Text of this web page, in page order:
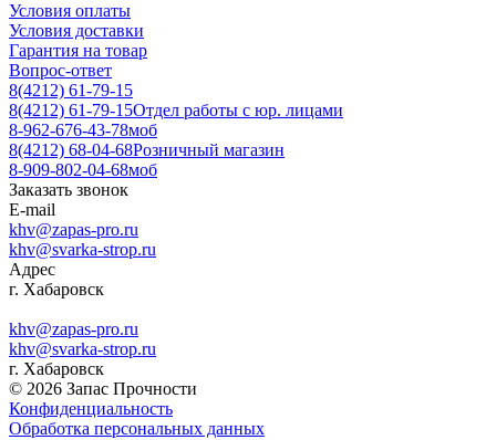
Условия оплаты
Условия доставки
Гарантия на товар
Вопрос-ответ
8(4212) 61-79-15
8(4212) 61-79-15Отдел работы с юр. лицами
8-962-676-43-78моб
8(4212) 68-04-68Розничный магазин
8-909-802-04-68моб
Заказать звонок
E-mail
khv@zapas-pro.ru
khv@svarka-strop.ru
Адрес
г. Хабаровск
khv@zapas-pro.ru
khv@svarka-strop.ru
г. Хабаровск
© 2026 Запас Прочности
Конфиденциальность
Обработка персональных данных